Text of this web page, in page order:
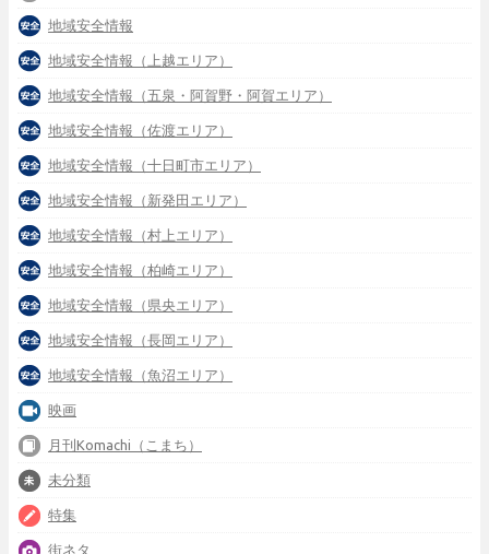
地域安全情報
地域安全情報（上越エリア）
地域安全情報（五泉・阿賀野・阿賀エリア）
地域安全情報（佐渡エリア）
地域安全情報（十日町市エリア）
地域安全情報（新発田エリア）
地域安全情報（村上エリア）
地域安全情報（柏崎エリア）
地域安全情報（県央エリア）
地域安全情報（長岡エリア）
地域安全情報（魚沼エリア）
映画
月刊Komachi（こまち）
未分類
特集
街ネタ